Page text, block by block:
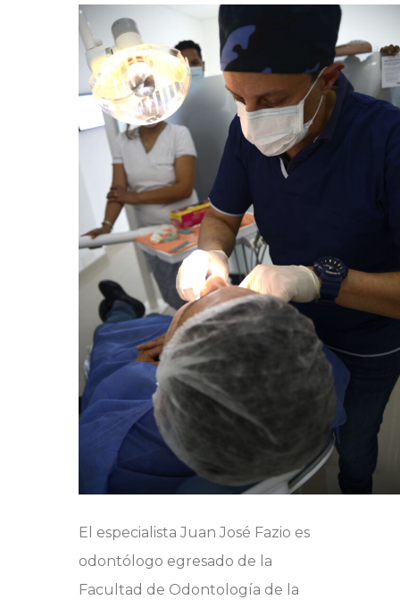
El especialista Juan José Fazio es
odontólogo egresado de la
Facultad de Odontología de la